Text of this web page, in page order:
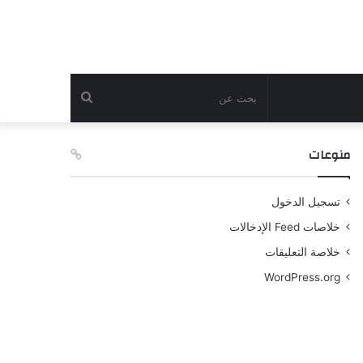
بحث
عن منوعات
تسجيل الدخول
خلاصات Feed الإدخالات
خلاصة التعليقات
WordPress.org